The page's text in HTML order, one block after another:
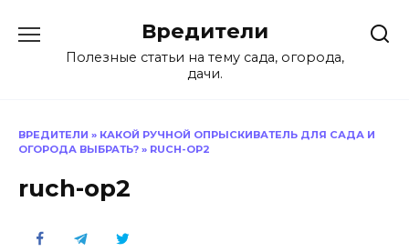
содержанию
Вредители
Полезные статьи на тему сада, огорода,
дачи.
ВРЕДИТЕЛИ » КАКОЙ РУЧНОЙ ОПРЫСКИВАТЕЛЬ ДЛЯ САДА И
ОГОРОДА ВЫБРАТЬ? » RUCH-OP2
ruch-op2